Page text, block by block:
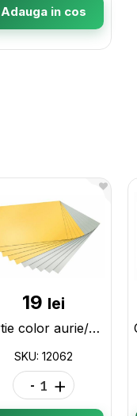
Adauga in cos
19 lei
Hirtie color aurie/argintie autoadeziva (o foaie) 12062
SKU: 12062
- +